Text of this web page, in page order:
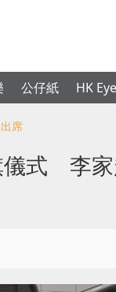
公仔紙 HK Eye
席
儀式 李